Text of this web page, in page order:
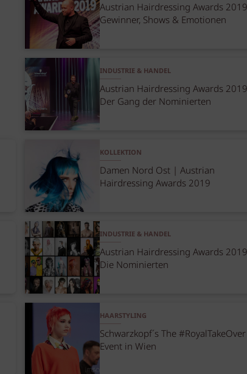
Austrian Hairdressing Awards
Gewinner, Shows & Emotionen
INDUSTRIE & HANDEL
Austrian Hairdressing Awards
Der Gang der Nominierten
KOLLEKTION
Damen Nord Ost | Austrian
Hairdressing Awards 2019
INDUSTRIE & HANDEL
Austrian Hairdressing Awards
Die Nominierten
HAARSTYLING
Schwarzkopf´s The #RoyalTakeOver
Event in Wien